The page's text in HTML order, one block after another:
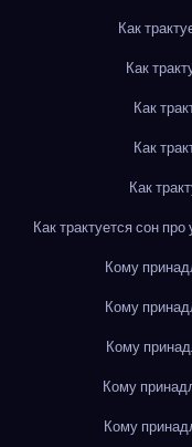
Как
Как
Как
Как
Как
Как трактуется сон
Кому
Кому
Кому
Кому
Кому